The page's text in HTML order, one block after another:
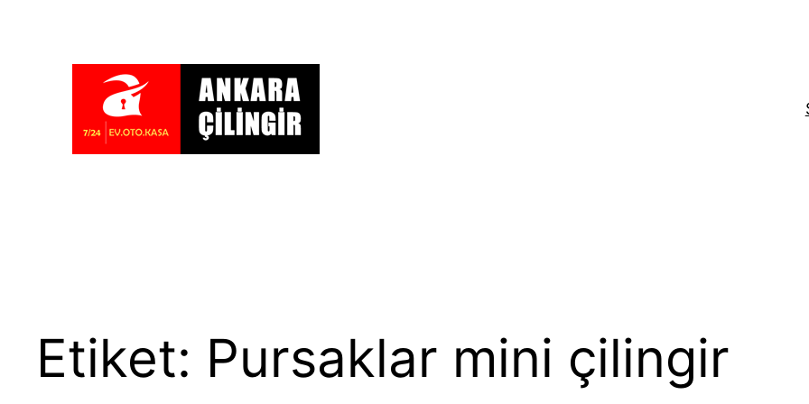
Etiket: Pursaklar mini çilingir